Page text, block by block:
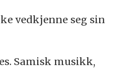
vedkjenne seg sin
Samisk musikk,